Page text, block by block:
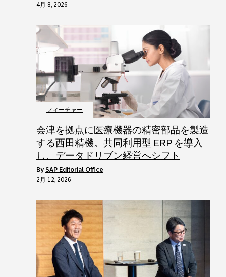
4月 8, 2026
フィーチャー
会津を拠点に医療機器の精密部品を製造
する西田精機。共同利用型 ERP を導入
し、データドリブン経営へシフト
by SAP Editorial Office
2月 12, 2026